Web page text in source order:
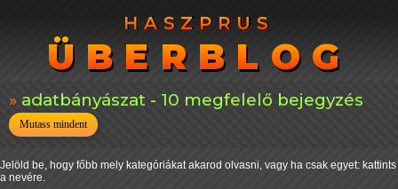
HASZPRUS
ÜBERBLOG
HASZPRUS
ÜBERBLOG
adatbányászat - 10 megfelelő bejegyzés
Mutass mindent
Jelöld be, hogy főbb mely kategóriákat akarod olvasni, vagy ha csak egyet: kattints
a nevére.